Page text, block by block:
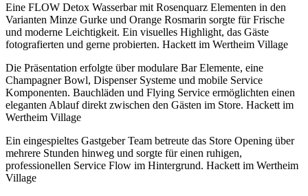
Eine FLOW Detox Wasserbar mit Rosenquarz Elementen in den
Varianten Minze Gurke und Orange Rosmarin sorgte für Frische
und moderne Leichtigkeit. Ein visuelles Highlight, das Gäste
fotografierten und gerne probierten. Hackett im Wertheim Village
Die Präsentation erfolgte über modulare Bar Elemente, eine
Champagner Bowl, Dispenser Systeme und mobile Service
Komponenten. Bauchläden und Flying Service ermöglichten einen
eleganten Ablauf direkt zwischen den Gästen im Store. Hackett im
Wertheim Village
Ein eingespieltes Gastgeber Team betreute das Store Opening über
mehrere Stunden hinweg und sorgte für einen ruhigen,
professionellen Service Flow im Hintergrund. Hackett im Wertheim
Village